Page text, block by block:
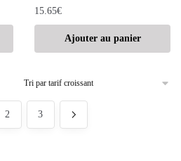
15.65€
Ajouter au panier
2 3